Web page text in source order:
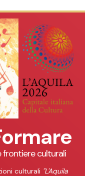
frontiere culturali
culturali "L'Aquila